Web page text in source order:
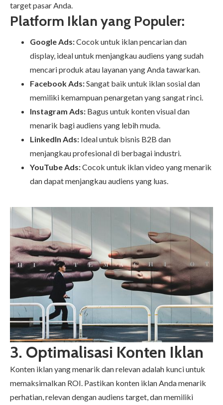
target pasar Anda.
Platform Iklan yang Populer:
Google Ads:Cocok untuk iklan pencarian dan
display, ideal untuk menjangkau audiens yang sudah
mencari produk atau layanan yang Anda tawarkan.
Facebook Ads:Sangat baik untuk iklan sosial dan
memiliki kemampuan penargetan yang sangat rinci.
Instagram Ads: Bagus untuk konten visual dan
menarik bagi audiens yang lebih muda.
LinkedIn Ads: Ideal untuk bisnis B2B dan
menjangkau profesional di berbagai industri.
YouTube Ads:Cocok untuk iklan video yang menarik
dan dapat menjangkau audiens yang luas.
3. Optimalisasi Konten Iklan
Konten iklan yang menarik dan relevan adalah kunci untuk
memaksimalkan ROI. Pastikan konten iklan Anda menarik
perhatian, relevan dengan audiens target, dan memiliki